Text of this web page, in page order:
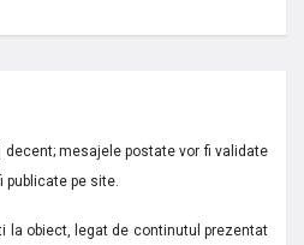
mesajele postate vor fi validate
publicate pe site.
la obiect, legat de continutul prezentat